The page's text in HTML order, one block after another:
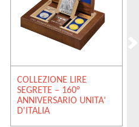
COLLEZIONE LIRE
SEGRETE – 160°
ANNIVERSARIO UNITA'
D'ITALIA